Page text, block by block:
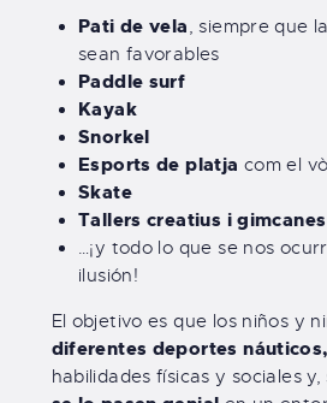
Pati de vela, siempre que
sean favorables
Paddle surf
Kayak
Snorkel
Esports de platja com el
Skate
Tallers creatius i gimcanes
…¡y todo lo que se nos
ilusión!
El objetivo es que los niños y
diferentes deportes náuticos,
habilidades físicas y sociales